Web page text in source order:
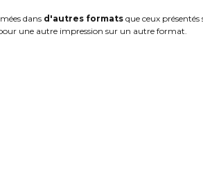
dans d'autres formats que ceux présentés
une autre impression sur un autre format.